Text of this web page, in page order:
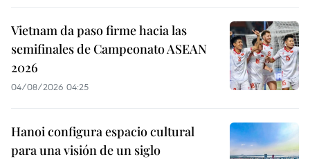
Vietnam da paso firme hacia las
semifinales de Campeonato ASEAN
2026
04/08/2026 04:25
Hanoi configura espacio cultural
para una visión de un siglo